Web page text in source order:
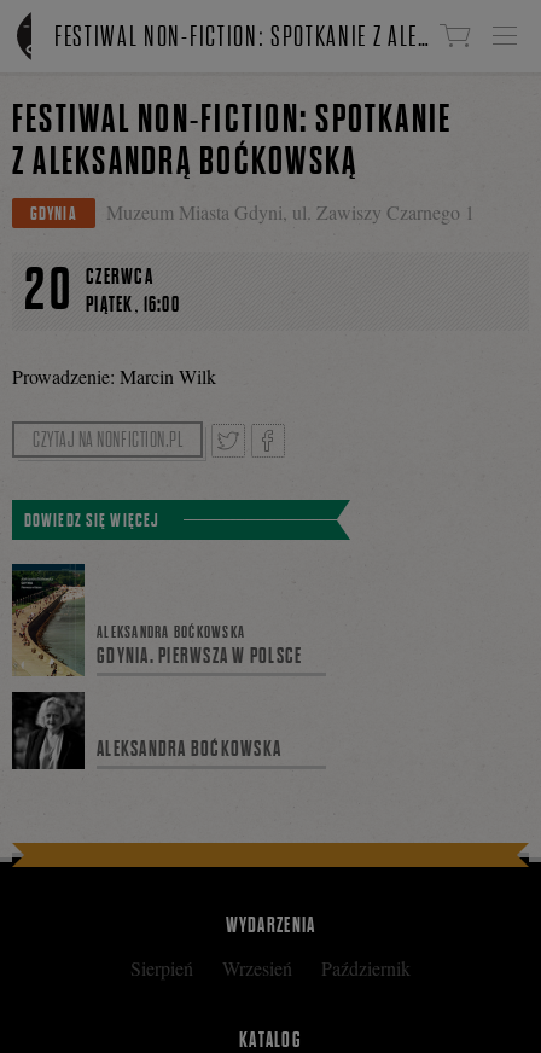
Linki do przejścia
FESTIWAL NON-FICTION: SPOTKANIE Z ALEKSANDRĄ BOĆKOWSKĄ
FESTIWAL NON-FICTION: SPOTKANIE
Z ALEKSANDRĄ BOĆKOWSKĄ
GDYNIA Muzeum Miasta Gdyni, ul. Zawiszy Czarnego 1
20
CZERWCA
PIĄTEK, 16:00
Prowadzenie: Marcin Wilk
CZYTAJ NA NONFICTION.PL
TweetnijPodziel
DOWIEDZ SIĘ WIĘCEJ
ALEKSANDRA BOĆKOWSKA
GDYNIA. PIERWSZA W POLSCE
ALEKSANDRA BOĆKOWSKA
WYDARZENIA
Sierpień Wrzesień Październik
KATALOG